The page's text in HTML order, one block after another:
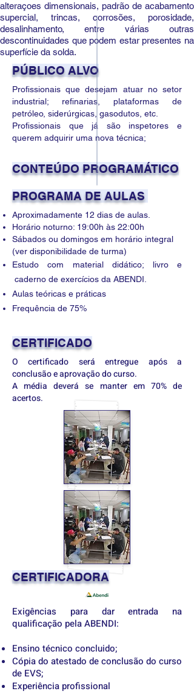
alteraçoes dimensionais, padrão de acabamento
supercial, trincas, corrosões, porosidade,
desalinhamento, entre várias outras
descontinuidades que podem estar presentes na
superfície da solda.
PÚBLICO ALVO
Profissionais que desejam atuar no setor
industrial; refinarias, plataformas de
petróleo, siderúrgicas, gasodutos, etc.
Profissionais que já são inspetores e
querem adquirir uma nova técnica;
CONTEÚDO PROGRAMÁTICO
PROGRAMA DE AULAS
Aproximadamente 12 dias de aulas.
Horário noturno: 19:00h às 22:00h
Sábados ou domingos em horário integral
(ver disponibilidade de turma)
Estudo com material didático; livro e
caderno de exercícios da ABENDI.
Aulas teóricas e práticas
Frequência de 75%
CERTIFICADO
O certificado será entregue após a
conclusão e aprovação do curso.
A média deverá se manter em 70% de
acertos.
CERTIFICADORA
Exigências para dar entrada na
qualificação pela ABENDI:
Ensino técnico concluido;
Cópia do atestado de conclusão do curso
de EVS;
Experiência profissional